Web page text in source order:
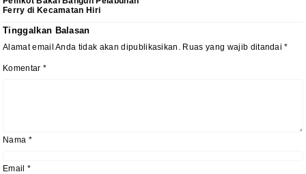
Ferry di Kecamatan Hiri
Tinggalkan Balasan
Alamat email Anda tidak akan dipublikasikan. Ruas yang wajib ditandai*
Komentar *
Nama *
Email *